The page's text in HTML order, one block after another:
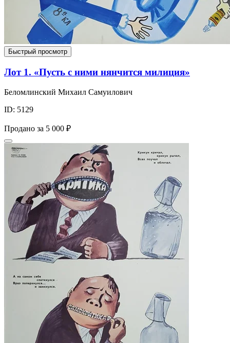
Быстрый просмотр
Лот 1. «Пусть с ними нянчится милиция»
Беломлинский Михаил Самуилович
ID: 5129
Продано за 5 000 ₽